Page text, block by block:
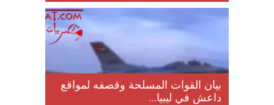
بيان القوات المسلحة وقصفه لمواقع
داعش في ليبيا...